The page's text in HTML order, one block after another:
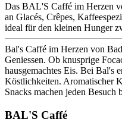
Das BAL'S Caffé im Herzen
an Glacés, Crêpes,
ideal für den kleinen Hunger
Bal's Caffé im Herzen von
Geniessen. Ob knusprige
hausgemachtes Eis. Bei Bal's
Köstlichkeiten. Aromatischer
Snacks machen jeden Besuch
BAL'S Caffé